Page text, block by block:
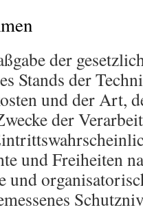
der
Stands der
und der Art,
der
und Freiheiten
und